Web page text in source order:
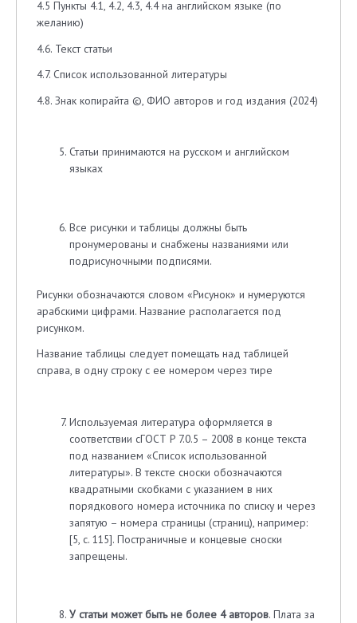
4.5 Пункты 4.1, 4.2, 4.3, 4.4 на английском языке (по
желанию)
4.6. Текст статьи
4.7. Список использованной литературы
4.8. Знак копирайта ©, ФИО авторов и год издания (2024)
Статьи принимаются на русском и английском
языках
Все рисунки и таблицы должны быть
пронумерованы и снабжены названиями или
подрисуночными подписями.
Рисунки обозначаются словом «Рисунок» и нумеруются
арабскими цифрами. Название располагается под
рисунком.
Название таблицы следует помещать над таблицей
справа, в одну строку с ее номером через тире
Используемая литература оформляется в
соответствии сГОСТ Р 7.0.5 – 2008 в конце текста
под названием «Список использованной
литературы». В тексте сноски обозначаются
квадратными скобками с указанием в них
порядкового номера источника по списку и через
запятую – номера страницы (страниц), например:
[5, с. 115]. Постраничные и концевые сноски
запрещены.
У статьи может быть не более 4 авторов. Плата за